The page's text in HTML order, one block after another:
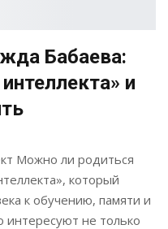
Бабаева:
и
Можно ли родиться
который
к обучению, памяти и
не только